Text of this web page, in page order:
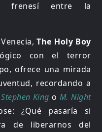
frenesí entre la
The Holy Boy
con el terror
ofrece una mirada
recordando a
Stephen King o M. Night
¿Qué pasaría si
de liberarnos del